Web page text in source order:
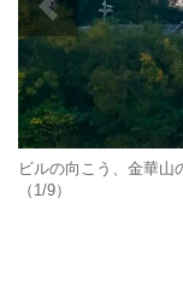
ビルの向こう、金華山
（1/9）